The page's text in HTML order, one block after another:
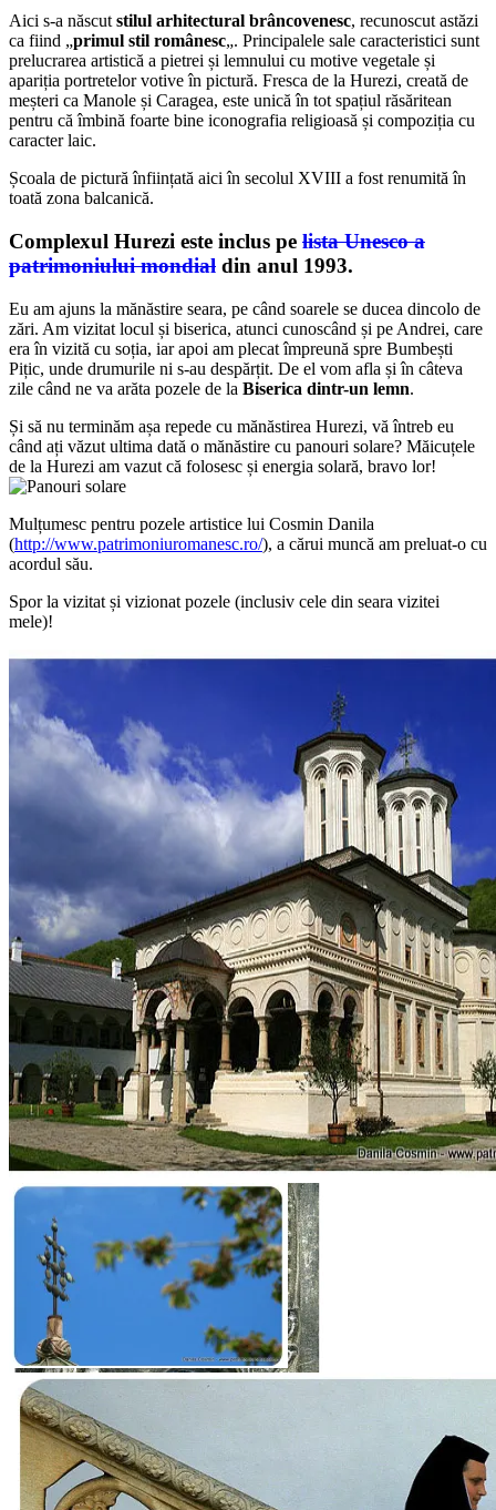
Aici s-a născut stilul arhitectural brâncovenesc, recunoscut astăzi
ca fiind „primul stil românesc„. Principalele sale caracteristici sunt
prelucrarea artistică a pietrei și lemnului cu motive vegetale și
apariția portretelor votive în pictură. Fresca de la Hurezi, creată de
meșteri ca Manole și Caragea, este unică în tot spațiul răsăritean
pentru că îmbină foarte bine iconografia religioasă și compoziția cu
caracter laic.
Școala de pictură înființată aici în secolul XVIII a fost renumită în
toată zona balcanică.
Complexul Hurezi este inclus pe lista Unesco a
patrimoniului mondial din anul 1993.
Eu am ajuns la mănăstire seara, pe când soarele se ducea dincolo de
zări. Am vizitat locul și biserica, atunci cunoscând și pe Andrei, care
era în vizită cu soția, iar apoi am plecat împreună spre Bumbești
Pițic, unde drumurile ni s-au despărțit. De el vom afla și în câteva
zile când ne va arăta pozele de la Biserica dintr-un lemn.
Și să nu terminăm așa repede cu mănăstirea Hurezi, vă întreb eu
când ați văzut ultima dată o mănăstire cu panouri solare? Măicuțele
de la Hurezi am vazut că folosesc și energia solară, bravo lor!
Mulțumesc pentru pozele artistice lui Cosmin Danila
(http://www.patrimoniuromanesc.ro/), a cărui muncă am preluat-o cu
acordul său.
Spor la vizitat și vizionat pozele (inclusiv cele din seara vizitei
mele)!